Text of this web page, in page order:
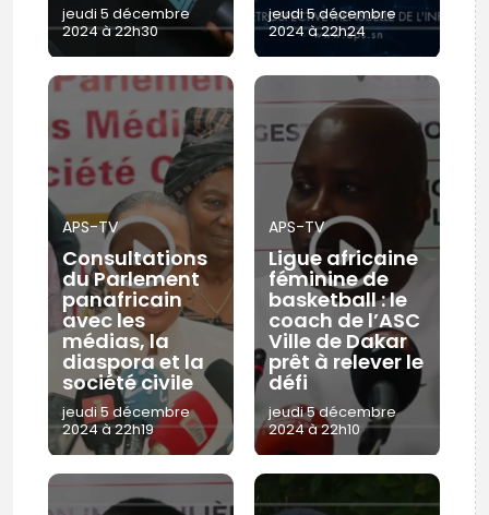
jeudi 5 décembre
2024 à 22h30
jeudi 5 décembre
2024 à 22h24
APS-TV
Consultations
du Parlement
panafricain
avec les
médias, la
diaspora et la
société civile
jeudi 5 décembre
2024 à 22h19
APS-TV
Ligue africaine
féminine de
basketball : le
coach de l’ASC
Ville de Dakar
prêt à relever le
défi
jeudi 5 décembre
2024 à 22h10